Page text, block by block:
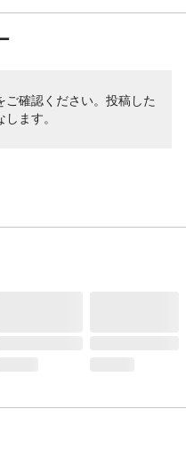
ご確認ください。投稿した
ます。